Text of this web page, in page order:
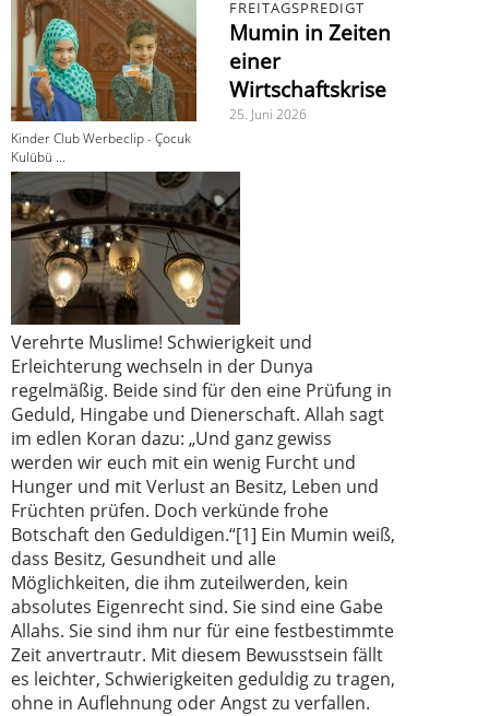
Kinder Club Werbeclip - Çocuk
Kulübü ...
FREITAGSPREDIGT
Mumin in Zeiten
einer
Wirtschaftskrise
25. Juni 2026
Verehrte Muslime! Schwierigkeit und
Erleichterung wechseln in der Dunya
regelmäßig. Beide sind für den eine Prüfung in
Geduld, Hingabe und Dienerschaft. Allah sagt
im edlen Koran dazu: „Und ganz gewiss
werden wir euch mit ein wenig Furcht und
Hunger und mit Verlust an Besitz, Leben und
Früchten prüfen. Doch verkünde frohe
Botschaft den Geduldigen.“[1] Ein Mumin weiß,
dass Besitz, Gesundheit und alle
Möglichkeiten, die ihm zuteilwerden, kein
absolutes Eigenrecht sind. Sie sind eine Gabe
Allahs. Sie sind ihm nur für eine festbestimmte
Zeit anvertrautr. Mit diesem Bewusstsein fällt
es leichter, Schwierigkeiten geduldig zu tragen,
ohne in Auflehnung oder Angst zu verfallen.